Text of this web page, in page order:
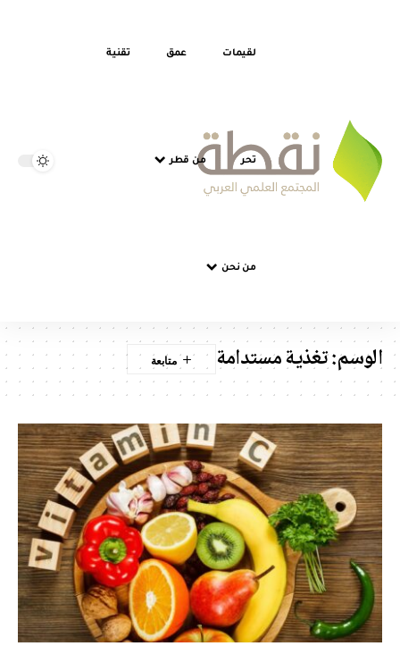
لقيمات عمق تقنية
تحر من قطر
من نحن
الوسم:تغذية مستدامة